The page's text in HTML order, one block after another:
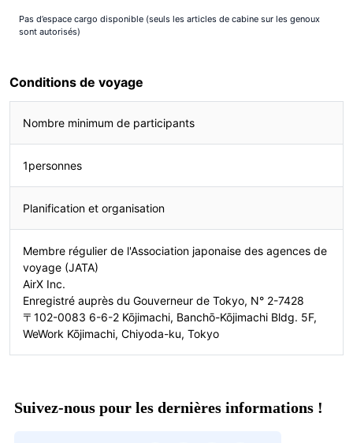
Pas d’espace cargo disponible (seuls les articles de cabine sur les genoux
sont autorisés)
Conditions de voyage
Nombre minimum de participants
1personnes
Planification et organisation
Membre régulier de l'Association japonaise des agences de
voyage (JATA)
AirX Inc.
Enregistré auprès du Gouverneur de Tokyo, N° 2-7428
〒102-0083 6-6-2 Kōjimachi, Banchō-Kōjimachi Bldg. 5F,
WeWork Kōjimachi, Chiyoda-ku, Tokyo
Suivez-nous pour les dernières informations !